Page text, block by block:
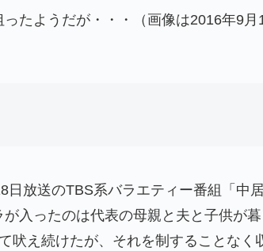
たようだが・・・（画像は2016年9月
放送のTBS系バラエティー番組「中
入ったのは代表の母親と夫と子供が
吠え続けたが、それを制することなく